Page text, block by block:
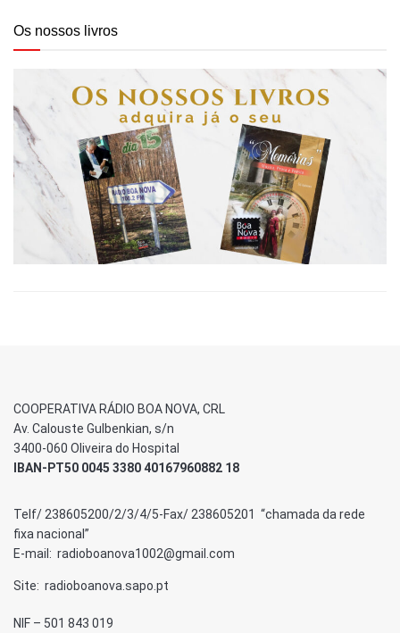
Os nossos livros
COOPERATIVA RÁDIO BOA NOVA, CRL
Av. Calouste Gulbenkian, s/n
3400-060 Oliveira do Hospital
IBAN-PT50 0045 3380 40167960882 18
Telf/ 238605200/2/3/4/5-Fax/ 238605201 “chamada da rede
fixa nacional”
E-mail: radioboanova1002@gmail.com
Site: radioboanova.sapo.pt
NIF – 501 843 019